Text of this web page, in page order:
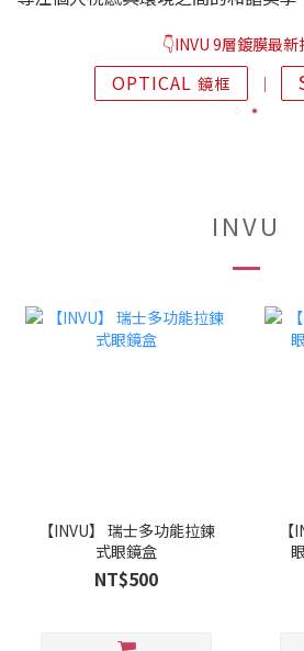
👇INVU 9層鍍膜最新
OPTICAL 鏡框 │
INVU
【INVU】 瑞士多功能拉鍊
式眼鏡盒
NT$500